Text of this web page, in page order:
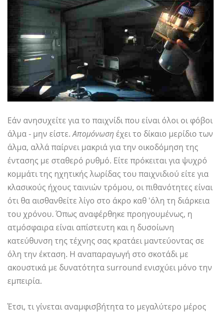
Εάν ανησυχείτε για το παιχνίδι που είναι όλοι οι φόβοι
άλμα - μην είστε.Απομόνωσηέχει το δίκαιο μερίδιο των
άλμα, αλλά παίρνει μακριά για την οικοδόμηση της
έντασης με σταθερό ρυθμό. Είτε πρόκειται για ψυχρό
κομμάτι της ηχητικής λωρίδας του παιχνιδιού είτε για
κλασικούς ήχους ταινιών τρόμου, οι πιθανότητες είναι
ότι θα αισθανθείτε λίγο στο άκρο καθ 'όλη τη διάρκεια
του χρόνου. Όπως αναφέρθηκε προηγουμένως, η
ατμόσφαιρα είναι απίστευτη και η δυσοίωνη
κατεύθυνση της τέχνης σας κρατάει μαντεύοντας σε
όλη την έκταση. Η αναπαραγωγή στο σκοτάδι με
ακουστικά με δυνατότητα surround ενισχύει μόνο την
εμπειρία.
Έτσι, τι γίνεται αναμφισβήτητα το μεγαλύτερο μέρος